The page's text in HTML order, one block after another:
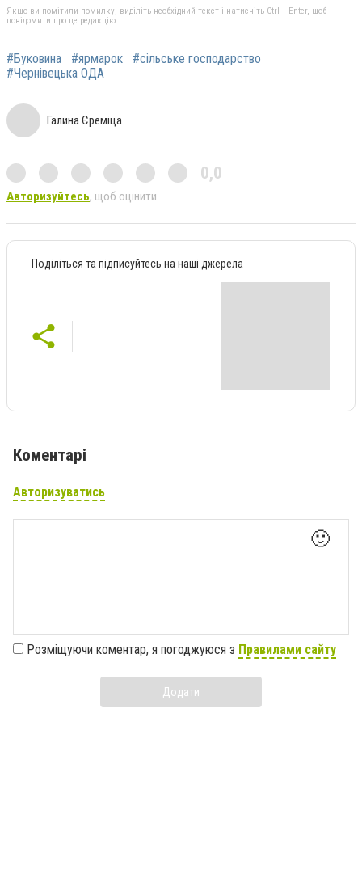
Якщо ви помітили помилку, виділіть необхідний текст і натисніть Ctrl + Enter, щоб
повідомити про це редакцію
#Буковина #ярмарок
#сільське господарство
#Чернівецька ОДА
Галина Єреміца
0,0
Авторизуйтесь, щоб оцінити
Поділіться та підписуйтесь на наші джерела
Коментарі
Авторизуватись
🙂
Розміщуючи коментар, я погоджуюся з Правилами сайту
Додати